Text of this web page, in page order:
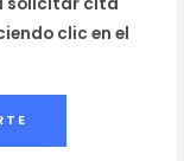
solicitar cita
clic en el